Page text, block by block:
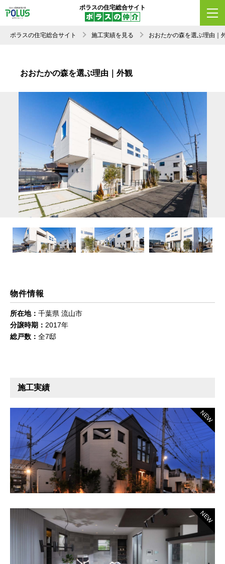
ポラスの住宅総合サイト
ポラスの住宅総合サイト 施工実績を見る おおたかの森を選ぶ理由｜
おおたかの森を選ぶ理由｜外観
Previous Next
物件情報
所在地： 千葉県 流山市
分譲時期： 2017年
総戸数： 全7邸
施工実績
NEW
NEW